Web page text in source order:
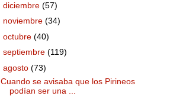
diciembre (57)
noviembre (34)
octubre (40)
septiembre (119)
agosto (73)
Cuando se avisaba que los Pirineos
podían ser una ...